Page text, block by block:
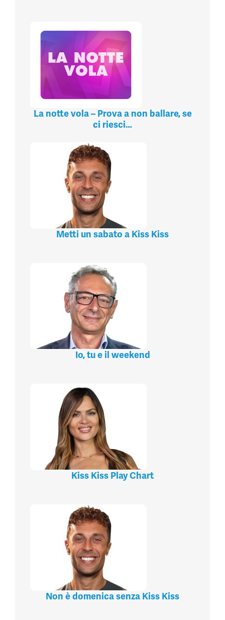
La notte vola – Prova a non ballare, se
ci riesci…
Metti un sabato a Kiss Kiss
Io, tu e il weekend
Kiss Kiss Play Chart
Non è domenica senza Kiss Kiss